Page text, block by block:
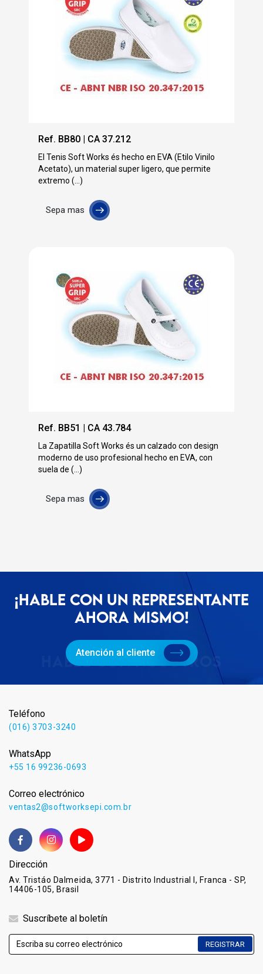
Ref. BB80 | CA 37.212
El Tenis Soft Works és hecho en EVA (Etilo Vinilo
Acetato), un material super ligero, que permite
extremo (...)
Sepa mas
Ref. BB51 | CA 43.784
La Zapatilla Soft Works és un calzado con design
moderno de uso profesional hecho en EVA, con
suela de (...)
Sepa mas
¡HABLE CON UN REPRESENTANTE
AHORA MISMO!
Atención al cliente
Teléfono
(016) 3703-3240
WhatsApp
+55 16 99236-0693
Correo electrónico
ventas2@softworksepi.com.br
Dirección
Av. Tristáo Dalmeida, 3771 - Distrito Industrial I, Franca - SP,
14406-105, Brasil
Suscríbete al boletín
REGISTRAR